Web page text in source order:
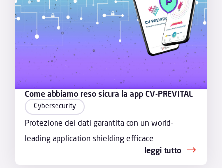
Come abbiamo reso sicura la app CV-PREVITAL
Cybersecurity
Protezione dei dati garantita con un world-
leading application shielding efficace
leggi tutto